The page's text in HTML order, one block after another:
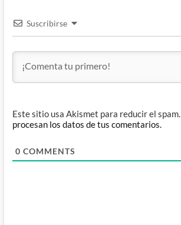
Suscribirse
Este sitio usa Akismet para reducir el spam.
procesan los datos de tus comentarios.
0 COMMENTS